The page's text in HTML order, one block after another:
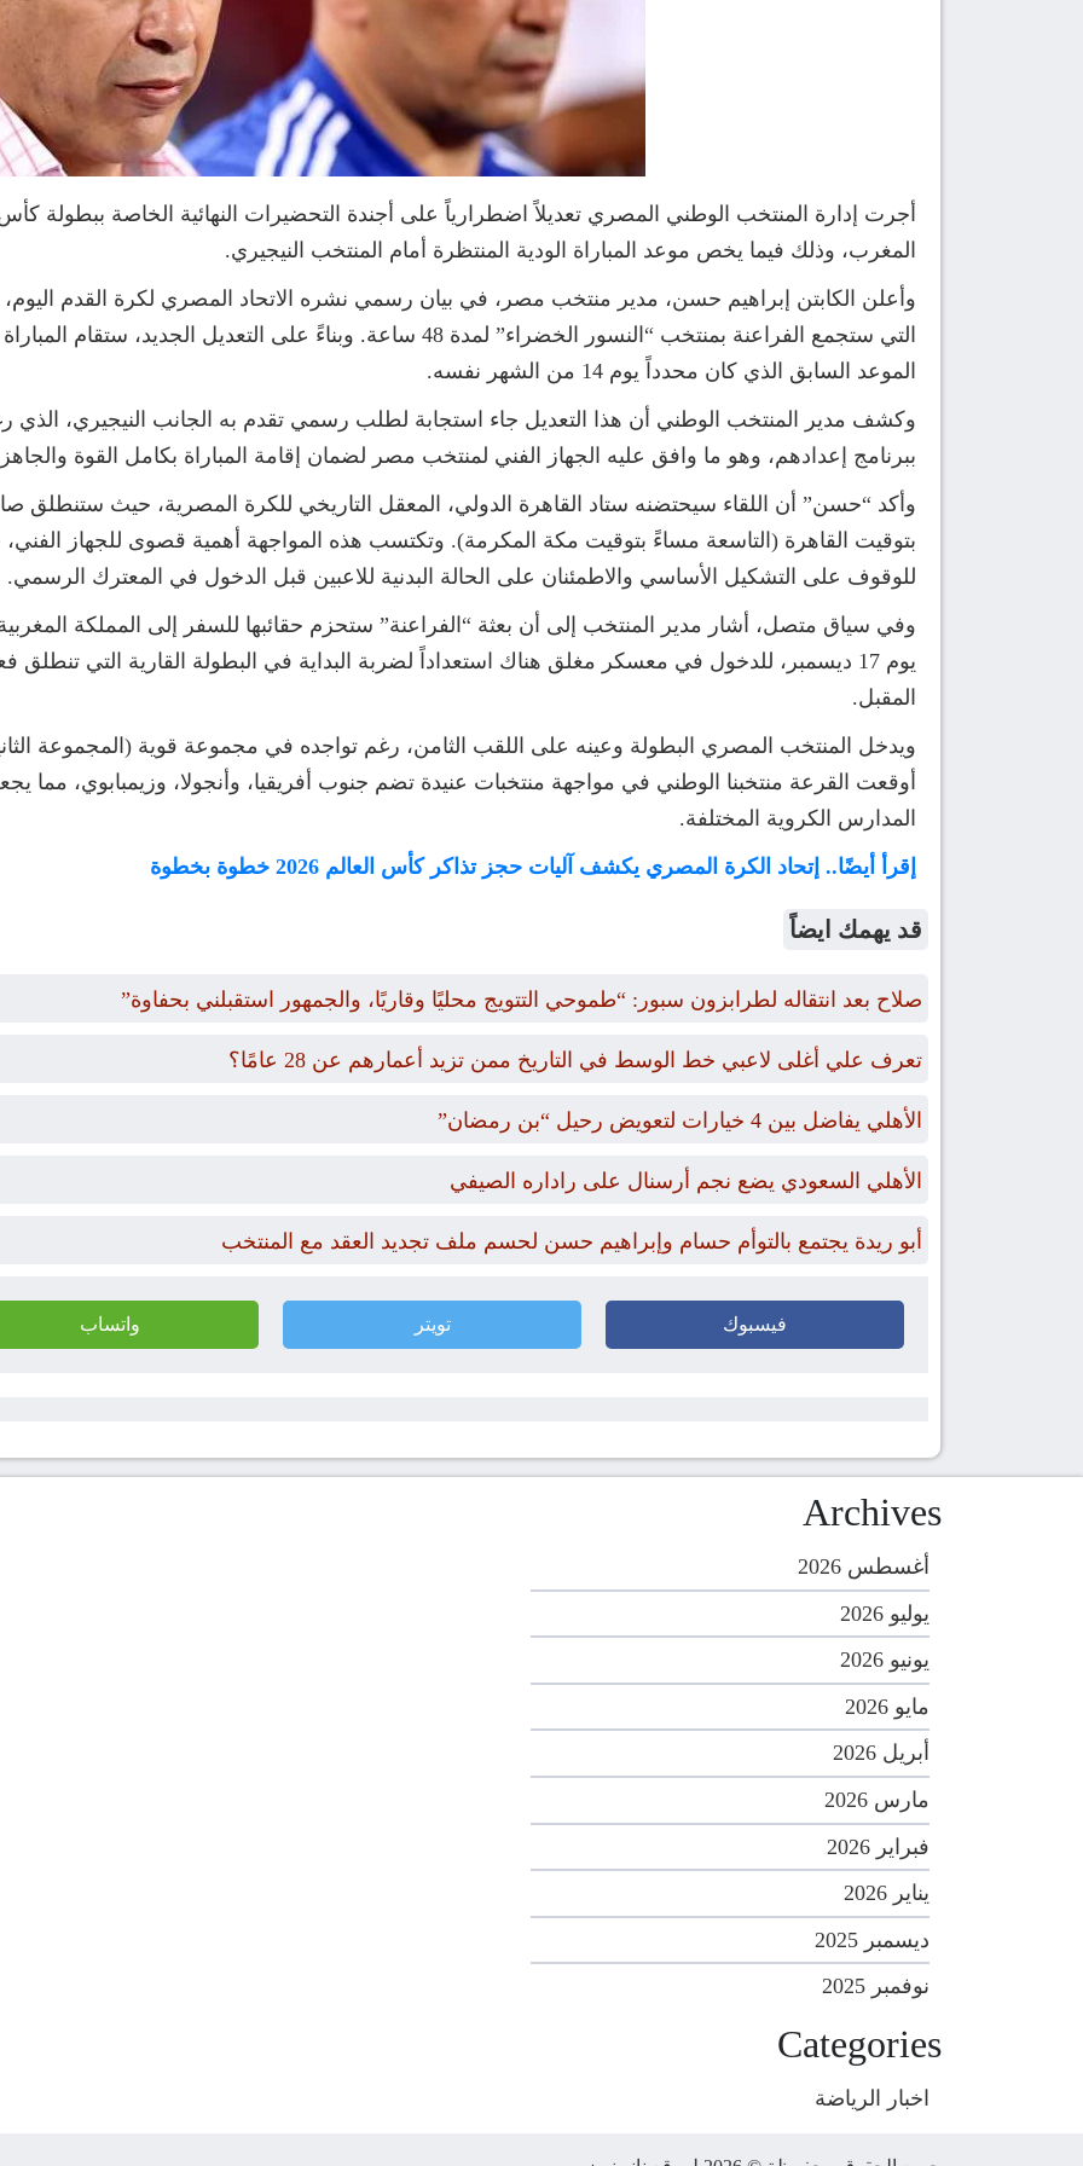
المغرب، وذلك فيما يخص موعد المباراة الودية المنتظرة أمام المنتخب النيجيري.
وأعلن الكابتن إبراهيم حسن، مدير منتخب مصر، في بيان رسمي نشره الاتحاد المصري لكرة القدم اليوم،
الموعد السابق الذي كان محدداً يوم 14 من الشهر نفسه.
وكشف مدير المنتخب الوطني أن هذا التعديل جاء استجابة لطلب رسمي تقدم به الجانب النيجيري، الذي
ببرنامج إعدادهم، وهو ما وافق عليه الجهاز الفني لمنتخب مصر لضمان إقامة المباراة بكامل القوة
وأكد “حسن” أن اللقاء سيحتضنه ستاد القاهرة الدولي، المعقل التاريخي للكرة المصرية، حيث ستنطلق
بتوقيت القاهرة (التاسعة مساءً بتوقيت مكة المكرمة). وتكتسب هذه المواجهة أهمية قصوى للجهاز الفني،
للوقوف على التشكيل الأساسي والاطمئنان على الحالة البدنية للاعبين قبل الدخول في المعترك الرسمي.
وفي سياق متصل، أشار مدير المنتخب إلى أن بعثة “الفراعنة” ستحزم حقائبها للسفر إلى المملكة المغربية
المقبل.
ويدخل المنتخب المصري البطولة وعينه على اللقب الثامن، رغم تواجده في مجموعة قوية (المجموعة
أوقعت القرعة منتخبنا الوطني في مواجهة منتخبات عنيدة تضم جنوب أفريقيا، وأنجولا، وزيمبابوي، مما
المدارس الكروية المختلفة.
إقرأ أيضًا.. إتحاد الكرة المصري يكشف آليات حجز تذاكر كأس العالم 2026 خطوة بخطوة
قد يهمك ايضاً
صلاح بعد انتقاله لطرابزون سبور: “طموحي التتويج محليًا وقاريًا، والجمهور استقبلني بحفاوة”
تعرف علي أغلى لاعبي خط الوسط في التاريخ ممن تزيد أعمارهم عن 28 عامًا؟
الأهلي يفاضل بين 4 خيارات لتعويض رحيل “بن رمضان”
الأهلي السعودي يضع نجم أرسنال على راداره الصيفي
أبو ريدة يجتمع بالتوأم حسام وإبراهيم حسن لحسم ملف تجديد العقد مع المنتخب
فيسبوك تويتر واتساب
Archives
أغسطس 2026
يوليو 2026
يونيو 2026
مايو 2026
أبريل 2026
مارس 2026
فبراير 2026
يناير 2026
ديسمبر 2025
نوفمبر 2025
Categories
اخبار الرياضة